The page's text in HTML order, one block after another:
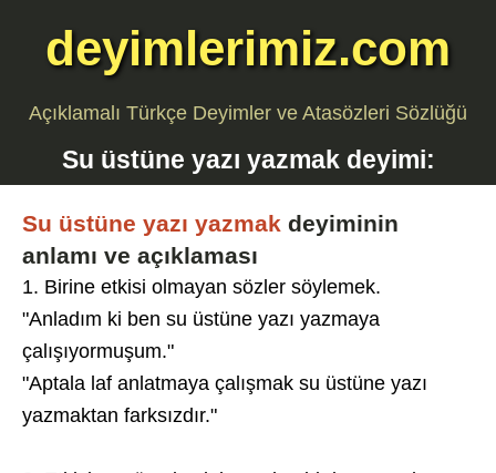
deyimlerimiz.com
Açıklamalı Türkçe Deyimler ve Atasözleri Sözlüğü
Su üstüne yazı yazmakdeyimi:
Su üstüne yazı yazmak deyiminin
anlamı ve açıklaması
1. Birine etkisi olmayan sözler söylemek.
"Anladım ki ben su üstüne yazı yazmaya
çalışıyormuşum."
"Aptala laf anlatmaya çalışmak su üstüne yazı
yazmaktan farksızdır."